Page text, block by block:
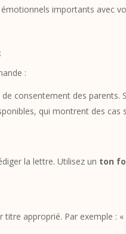
émotionnels importants
:
consentement des parents.
qui montrent des
la lettre. Utilisez un ton
approprié. Par exemple :